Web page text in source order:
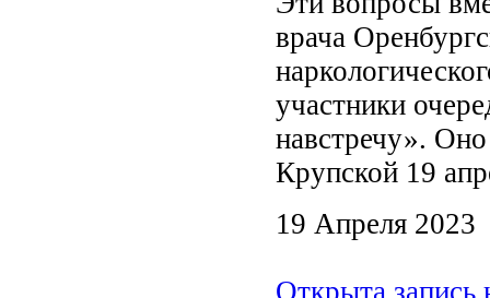
врача
участники
навстречу».
Крупской 19
19 Апреля 2023
Открыта запись